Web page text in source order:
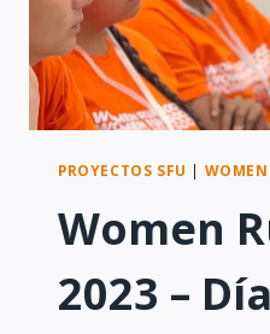
PROYECTOS SFU | WOMEN
Women
2023 –